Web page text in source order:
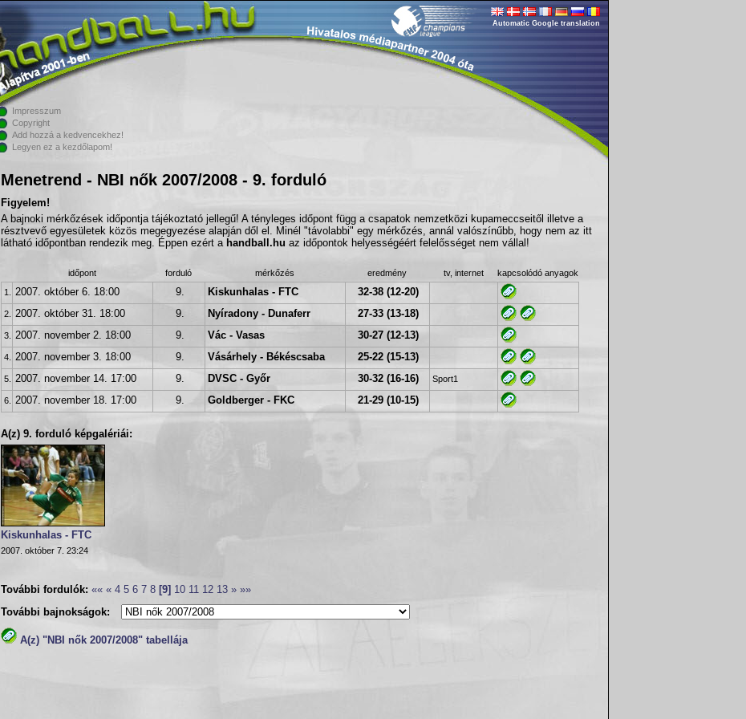
Automatic Google translation
Impresszum
Copyright
Add hozzá a kedvencekhez!
Legyen ez a kezdőlapom!
Menetrend - NBI nők 2007/2008 - 9. forduló
Figyelem!
A bajnoki mérkőzések időpontja tájékoztató jellegű! A tényleges időpont függ a csapatok nemzetközi kupameccseitől illetve a
résztvevő egyesületek közös megegyezése alapján dől el. Minél "távolabbi" egy mérkőzés, annál valószínűbb, hogy nem az itt
látható időpontban rendezik meg. Éppen ezért a handball.hu az időpontok helyességéért felelősséget nem vállal!
időpont forduló mérkőzés eredmény tv, internet
kapcsolódó anyagok
1.
2007. október 6. 18:00 9. Kiskunhalas - FTC 32-38 (12-20)
2. 2007. október 31. 18:00 9. Nyíradony - Dunaferr 27-33 (13-18)
3. 2007. november 2. 18:00 9. Vác - Vasas 30-27 (12-13)
4. 2007. november 3. 18:00 9. Vásárhely - Békéscsaba 25-22 (15-13)
5. 2007. november 14. 17:00 9. DVSC - Győr 30-32 (16-16) Sport1
6. 2007. november 18. 17:00 9. Goldberger - FKC 21-29 (10-15)
A(z) 9. forduló képgalériái:
Kiskunhalas - FTC
2007. október 7. 23:24
További fordulók: «« « 4 5 6 7 8 [9] 10 11 12 13 » »»
További bajnokságok:
A(z) "NBI nők 2007/2008" tabellája